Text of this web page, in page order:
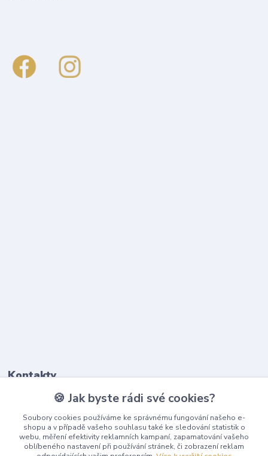
Kontakty
(Po-Pá, 9-17 hod.)
info@playcentrum.cz
🍪 Jak byste rádi své cookies?
Soubory cookies používáme ke správnému fungování našeho e-
shopu a v případě vašeho souhlasu také ke sledování statistik o
webu, měření efektivity reklamních kampaní, zapamatování vašeho
oblíbeného nastavení při používání stránek, či zobrazení reklam